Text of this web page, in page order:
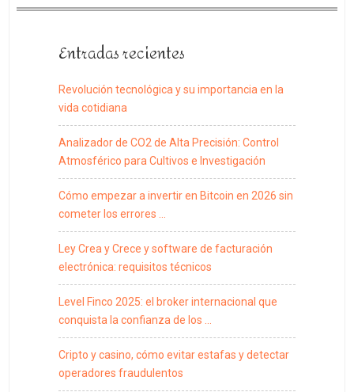
Entradas recientes
Revolución tecnológica y su importancia en la
vida cotidiana
Analizador de CO2 de Alta Precisión: Control
Atmosférico para Cultivos e Investigación
Cómo empezar a invertir en Bitcoin en 2026 sin
cometer los errores …
Ley Crea y Crece y software de facturación
electrónica: requisitos técnicos
Level Finco 2025: el broker internacional que
conquista la confianza de los …
Cripto y casino, cómo evitar estafas y detectar
operadores fraudulentos